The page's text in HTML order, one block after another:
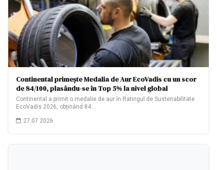
Continental primește Medalia de Aur EcoVadis cu un scor
de 84/100, plasându-se în Top 5% la nivel global
Continental a primit o medalie de aur în Ratingul de Sustenabilitate
EcoVadis 2026, obținând 84…
27.07.2026